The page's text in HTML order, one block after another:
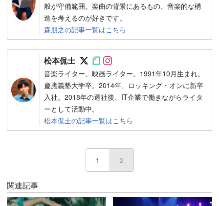
般が守備範囲。楽曲の背景にあるもの、音楽的な構
造を考えるのが好きです。
森朋之の記事一覧はこちら
松本侃士 Follow on SNS
Follow on SNS
音楽ライター。映画ライター。1991年10月生まれ。
慶應義塾大学卒。2014年、ロッキング・オンに新卒
入社。2018年の退社後、IT企業で働きながらライタ
ーとして活動中。
松本侃士の記事一覧はこちら
1 2
関連記事